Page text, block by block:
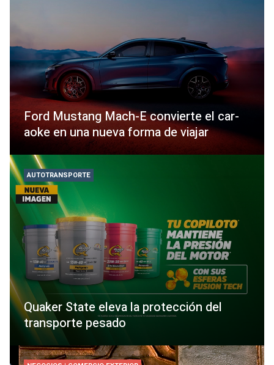
Ford Mustang Mach-E convierte el car-
aoke en una nueva forma de viajar
AUTOTRANSPORTE
Quaker State eleva la protección del
transporte pesado